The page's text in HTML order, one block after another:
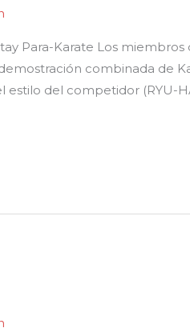
Para-Karate Los
combinada de
estilo del competidor (RYU-